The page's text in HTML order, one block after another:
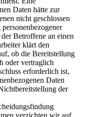
Daten hätte zur
nicht geschlossen
Betroffene an einen
klärt den
ob die Bereitstellung
oder vertraglich
erforderlich ist,
Daten
der
verzichten wir auf